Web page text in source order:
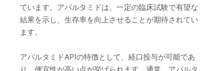
ています。アパルタミドは、一定の臨床試験で有望な
結果を示し、生存率を向上させることが期待されてい
ます。
アパルタミドAPIの特徴として、経口投与が可能であ